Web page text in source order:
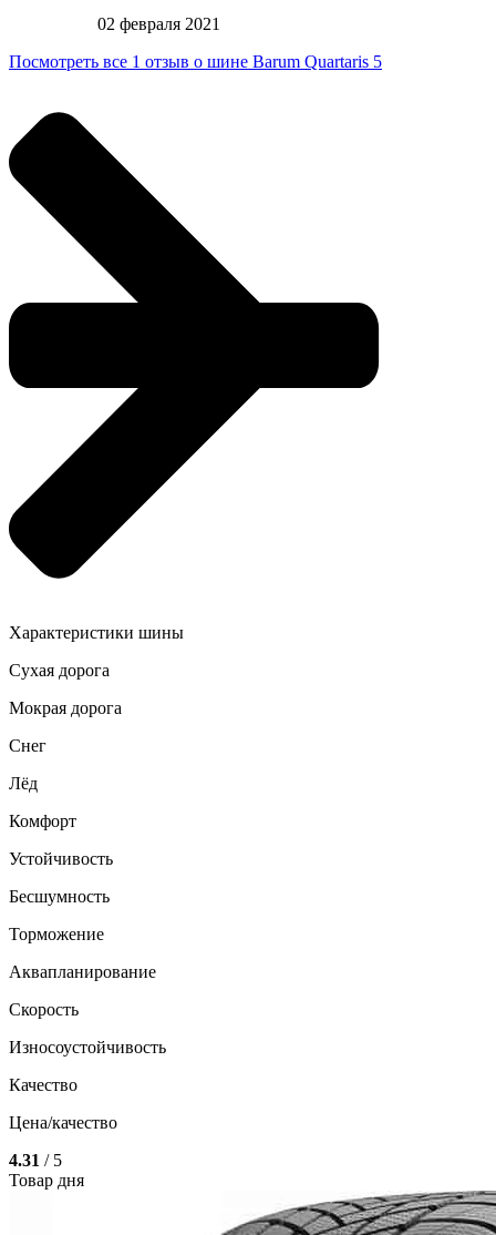
02 февраля 2021
Посмотреть все 1 отзыв о шине Barum Quartaris 5
Характеристики шины
Сухая дорога
Мокрая дорога
Снег
Лёд
Комфорт
Устойчивость
Бесшумность
Торможение
Аквапланирование
Скорость
Износоустойчивость
Качество
Цена/качество
4.31 / 5
Товар дня